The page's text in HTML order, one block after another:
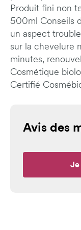
Produit fini non
500ml Conseils
un aspect
sur la chevelure
minutes,
Cosmétique
Certifié
Avis des
Je